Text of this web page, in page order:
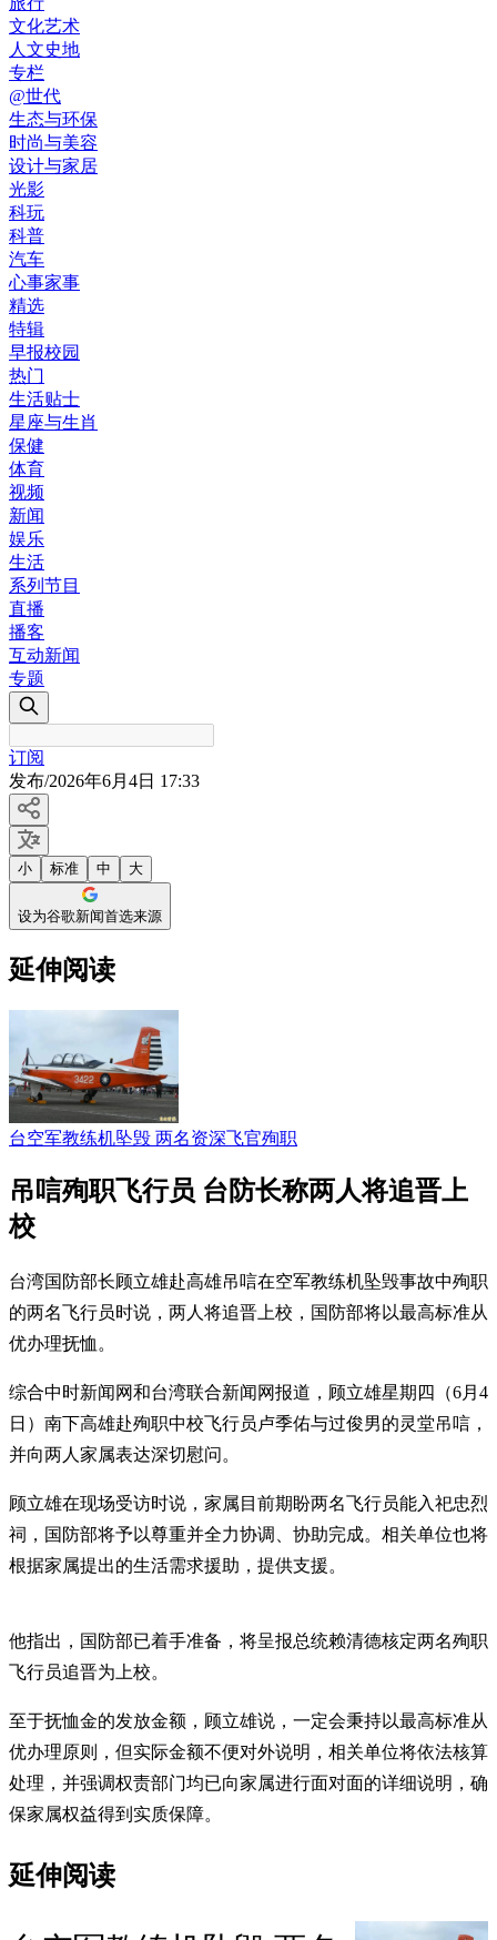
文化艺术
人文史地
专栏
@世代
生态与环保
时尚与美容
设计与家居
光影
科玩
科普
汽车
心事家事
精选
特辑
早报校园
热门
生活贴士
星座与生肖
保健
体育
视频
新闻
娱乐
生活
系列节目
直播
播客
互动新闻
专题
订阅
发布/2026年6月4日 17:33
小 标准 中 大
设为谷歌新闻首选来源
延伸阅读
台空军教练机坠毁 两名资深飞官殉职
吊唁殉职飞行员 台防长称两人将追晋上
校
台湾国防部长顾立雄赴高雄吊唁在空军教练机坠毁事故中殉职
的两名飞行员时说，两人将追晋上校，国防部将以最高标准从
优办理抚恤。
综合中时新闻网和台湾联合新闻网报道，顾立雄星期四（6月4
日）南下高雄赴殉职中校飞行员卢季佑与过俊男的灵堂吊唁，
并向两人家属表达深切慰问。
顾立雄在现场受访时说，家属目前期盼两名飞行员能入祀忠烈
祠，国防部将予以尊重并全力协调、协助完成。相关单位也将
根据家属提出的生活需求援助，提供支援。
他指出，国防部已着手准备，将呈报总统赖清德核定两名殉职
飞行员追晋为上校。
至于抚恤金的发放金额，顾立雄说，一定会秉持以最高标准从
优办理原则，但实际金额不便对外说明，相关单位将依法核算
处理，并强调权责部门均已向家属进行面对面的详细说明，确
保家属权益得到实质保障。
延伸阅读